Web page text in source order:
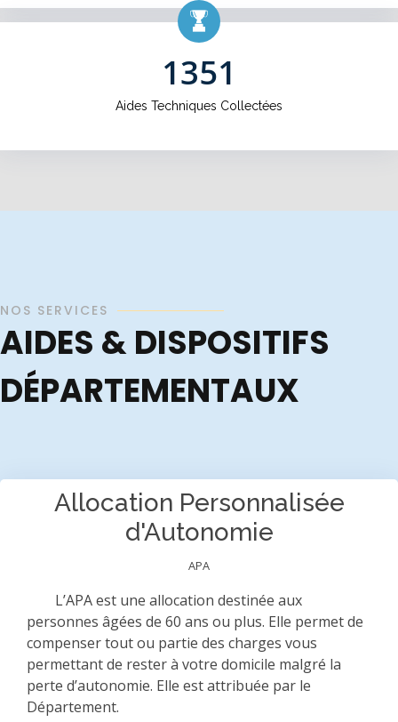
1351
Aides Techniques Collectées
NOS SERVICES
AIDES & DISPOSITIFS
DÉPARTEMENTAUX
Allocation Personnalisée
d'Autonomie
APA
L’APA est une allocation destinée aux
personnes âgées de 60 ans ou plus. Elle permet de
compenser tout ou partie des charges vous
permettant de rester à votre domicile malgré la
perte d’autonomie. Elle est attribuée par le
Département.